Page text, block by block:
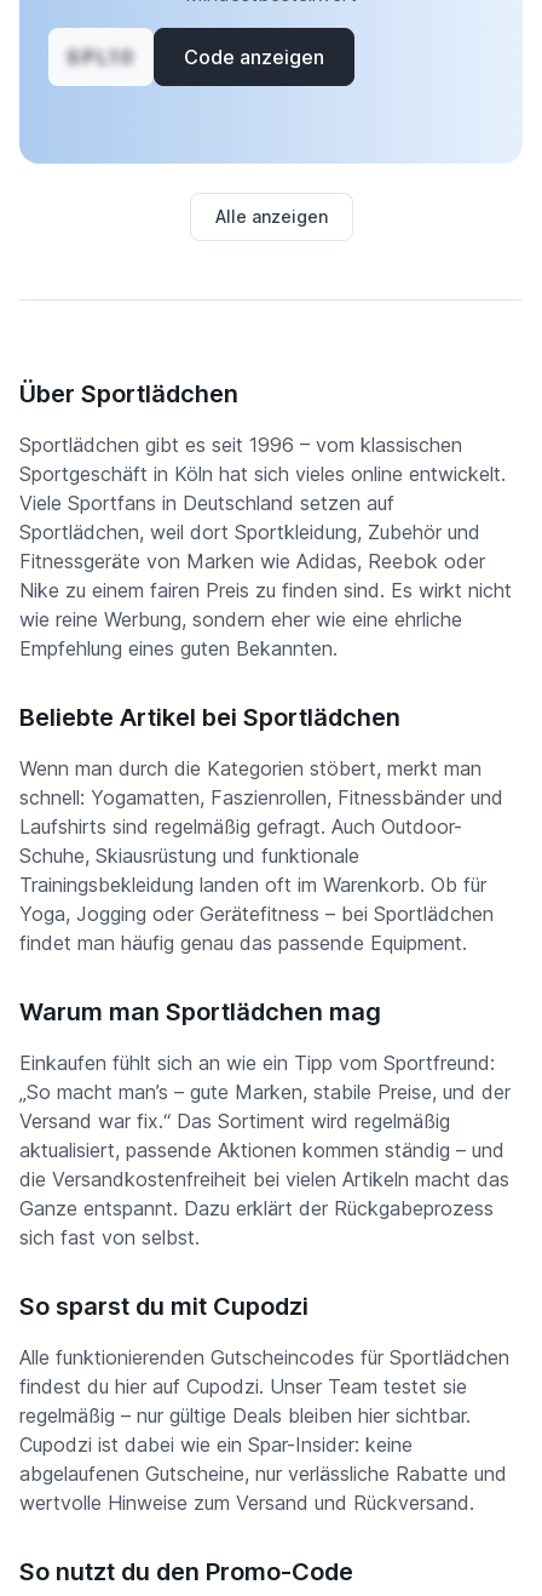
SPL10 Code anzeigen
Alle anzeigen
Über Sportlädchen
Sportlädchen gibt es seit 1996 – vom klassischen
Sportgeschäft in Köln hat sich vieles online entwickelt.
Viele Sportfans in Deutschland setzen auf
Sportlädchen, weil dort Sportkleidung, Zubehör und
Fitnessgeräte von Marken wie Adidas, Reebok oder
Nike zu einem fairen Preis zu finden sind. Es wirkt nicht
wie reine Werbung, sondern eher wie eine ehrliche
Empfehlung eines guten Bekannten.
Beliebte Artikel bei Sportlädchen
Wenn man durch die Kategorien stöbert, merkt man
schnell: Yogamatten, Faszienrollen, Fitnessbänder und
Laufshirts sind regelmäßig gefragt. Auch Outdoor-
Schuhe, Skiausrüstung und funktionale
Trainingsbekleidung landen oft im Warenkorb. Ob für
Yoga, Jogging oder Gerätefitness – bei Sportlädchen
findet man häufig genau das passende Equipment.
Warum man Sportlädchen mag
Einkaufen fühlt sich an wie ein Tipp vom Sportfreund:
„So macht man’s – gute Marken, stabile Preise, und der
Versand war fix.“ Das Sortiment wird regelmäßig
aktualisiert, passende Aktionen kommen ständig – und
die Versandkostenfreiheit bei vielen Artikeln macht das
Ganze entspannt. Dazu erklärt der Rückgabeprozess
sich fast von selbst.
So sparst du mit Cupodzi
Alle funktionierenden Gutscheincodes für Sportlädchen
findest du hier auf Cupodzi. Unser Team testet sie
regelmäßig – nur gültige Deals bleiben hier sichtbar.
Cupodzi ist dabei wie ein Spar-Insider: keine
abgelaufenen Gutscheine, nur verlässliche Rabatte und
wertvolle Hinweise zum Versand und Rückversand.
So nutzt du den Promo-Code